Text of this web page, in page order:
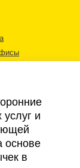
и
основе
в